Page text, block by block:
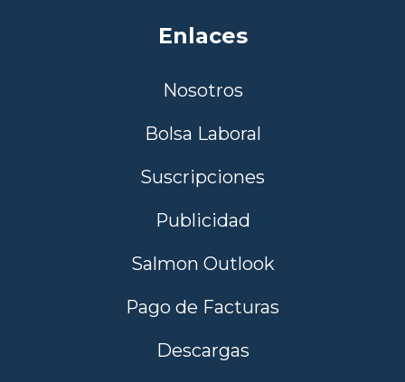
Enlaces
Nosotros
Bolsa Laboral
Suscripciones
Publicidad
Salmon Outlook
Pago de Facturas
Descargas